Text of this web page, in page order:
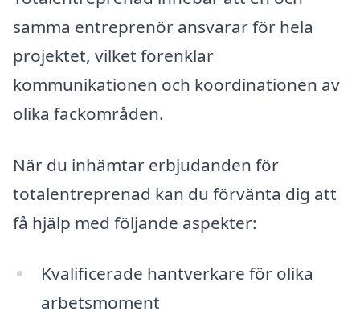
samma entreprenör ansvarar för hela
projektet, vilket förenklar
kommunikationen och koordinationen av
olika fackområden.
När du inhämtar erbjudanden för
totalentreprenad kan du förvänta dig att
få hjälp med följande aspekter:
Kvalificerade hantverkare för olika
arbetsmoment